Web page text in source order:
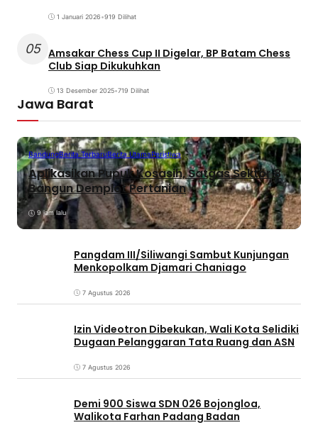
1 Januari 2026•919 Dilihat
05 Amsakar Chess Cup II Digelar, BP Batam Chess
Club Siap Dikukuhkan
13 Desember 2025•719 Dilihat
Jawa Barat
BandungBerita TerbaruBerita UtamaPeristiwa
Aplikasikan Pupuk Kosasih, Satgas Sektor 8
Bangun Demplot Pertanian
9 jam lalu
Pangdam III/Siliwangi Sambut Kunjungan
Menkopolkam Djamari Chaniago
7 Agustus 2026
Izin Videotron Dibekukan, Wali Kota Selidiki
Dugaan Pelanggaran Tata Ruang dan ASN
7 Agustus 2026
Demi 900 Siswa SDN 026 Bojongloa,
Walikota Farhan Padang Badan